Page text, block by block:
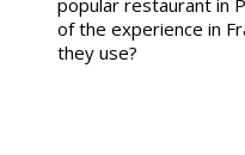
of the experience in
they use?